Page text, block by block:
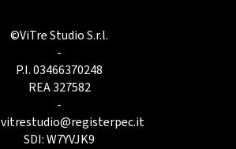
©ViTre Studio S.r.l.
-
P.I. 03466370248
REA 327582
-
vitrestudio@registerpec.it
SDI: W7YVJK9